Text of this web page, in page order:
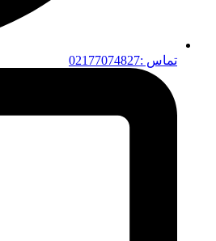
تماس :02177074827